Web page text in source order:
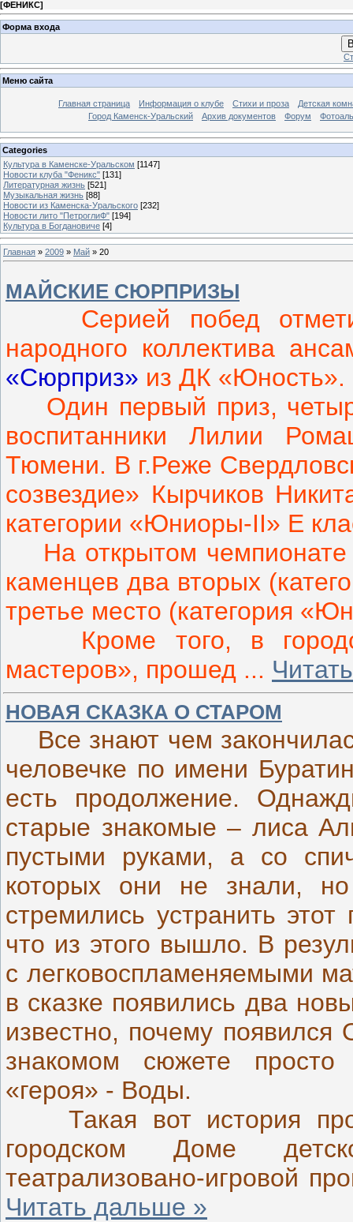
[ФЕНИКС]
Форма входа
Меню сайта
Главная страница Информация о клубе Стихи и проза
Детская
Город Каменск-Уральский
Архив документов Форум
Categories
Культура в Каменске-Уральском [1147]
Новости клуба "Феникс" [131]
Литературная жизнь [521]
Музыкальная жизнь [88]
Новости из Каменска-Уральского [232]
Новости лито "ПетроглиФ" [194]
Культура в Богдановиче [4]
Главная » 2009 » Май » 20
МАЙСКИЕ СЮРПРИЗЫ
Серией побед
народного коллектива
«Сюрприз» из ДК «Юность».
Один первый приз,
воспитанники Лилии
Тюмени. В г.Реже
созвездие» Кырчиков
категории «Юниоры-II» Е
На открытом чемпионате
каменцев два вторых
третье место (категория
Кроме того, в
мастеров», прошед ...
НОВАЯ СКАЗКА О СТАРОМ
Все знают чем
человечке по имени
есть продолжение.
старые знакомые – лиса
пустыми руками, а со
которых они не знали,
стремились устранить
что из этого вышло. В
с легковоспламеняемыми
в сказке появились два
известно, почему появился
знакомом сюжете просто
«героя» - Воды.
Такая вот история
городском Доме
театрализовано-игровой
Читать дальше »